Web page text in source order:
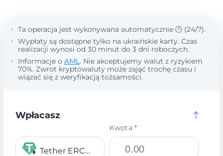
Ta operacja jest wykonywana automatycznie 🕒 (24/7).
Wypłaty są dostępne tylko na ukraińskie karty. Czas
realizacji wynosi od 30 minut do 3 dni roboczych.
Informacje o AML. Nie akceptujemy walut z ryzykiem
70%. Zwrot kryptowaluty może zająć trochę czasu i
wiązać się z weryfikacją tożsamości.
Wpłacasz
Tether ERC20 USDT
Kwota *